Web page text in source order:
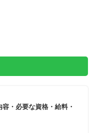
・必要な資格・給料・